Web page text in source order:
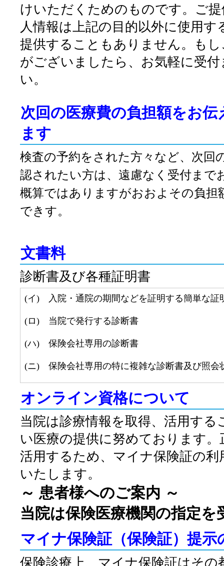
けいただくためのものです。ご
人情報は上記の目的以外に使用す
提供することもありません。も
がございましたら、お気軽に受
い。
次回の医療費の負担額をお
ます
検査の予約をされた方々など、次回
認されたい方は、遠慮なく受付まで
概算ではありますがおおよその負担
できす。
文書料
診断書及び各種証明書
(イ) 入院・通院の期間などを証明する
(ロ) 当院で発行する診断書
(ハ) 保険会社専用の診断書
(ニ) 保険会社専用の特に複雑な診断書及び
オンライン資格について
当院は診療情報を取得、活用する
い医療の提供に努めております
活用するため、マイナ保険証の
いたします。
～ 患者様へのご案内 ～
当院は保険医療機関の指定を
マイナ保険証（保険証）提示
保険診療上、マイナ保険証はその